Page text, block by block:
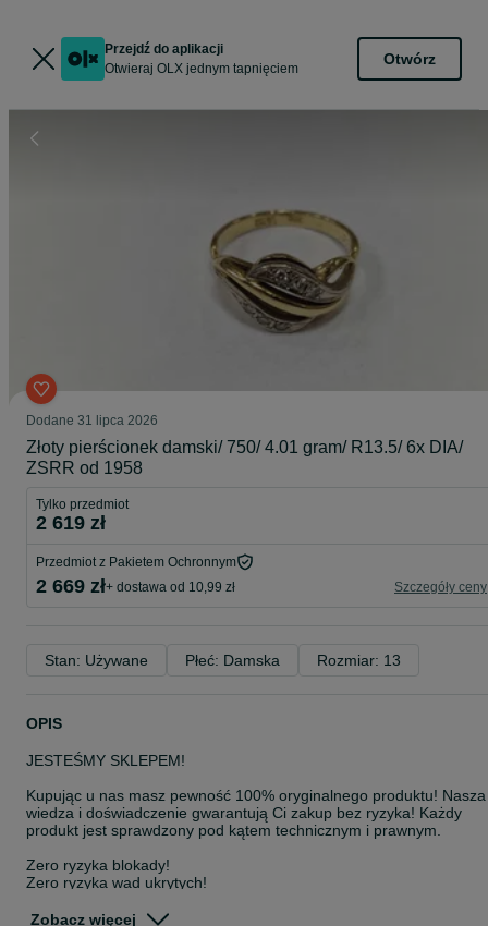
Przejdź do aplikacji
Otwieraj OLX jednym tapnięciem
Otwórz
Dodane 31 lipca 2026
Złoty pierścionek damski/ 750/ 4.01 gram/ R13.5/ 6x DIA/
ZSRR od 1958
Tylko przedmiot
2 619 zł
Przedmiot z Pakietem Ochronnym
2 669 zł+ dostawa od 10,99 zł Szczegóły ceny
Stan: Używane Płeć: Damska Rozmiar: 13
OPIS
JESTEŚMY SKLEPEM!
Kupując u nas masz pewność 100% oryginalnego produktu! Nasza
wiedza i doświadczenie gwarantują Ci zakup bez ryzyka! Każdy
produkt jest sprawdzony pod kątem technicznym i prawnym.
Zero ryzyka blokady!
Zero ryzyka wad ukrytych!
Zobacz więcej